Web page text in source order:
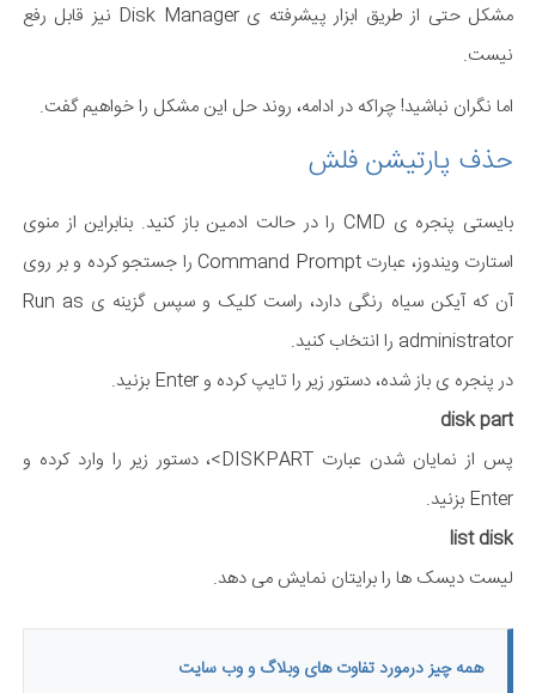
مشکل حتی از طریق ابزار پیشرفته ی Disk Manager نیز قابل رفع
نیست.
اما نگران نباشید! چراکه در ادامه، روند حل این مشکل را خواهیم گفت.
حذف پارتیشن فلش
بایستی پنجره ی CMD را در حالت ادمین باز کنید. بنابراین از منوی
استارت ویندوز، عبارت Command Prompt را جستجو کرده و بر روی
آن که آیکن سیاه رنگی دارد، راست کلیک و سپس گزینه ی Run as
administrator را انتخاب کنید.
در پنجره ی باز شده، دستور زیر را تایپ کرده و Enter بزنید.
disk part
پس از نمایان شدن عبارت DISKPART>، دستور زیر را وارد کرده و
Enter بزنید.
list disk
لیست دیسک ها را برایتان نمایش می دهد.
همه چیز درمورد تفاوت های وبلاگ و وب سایت